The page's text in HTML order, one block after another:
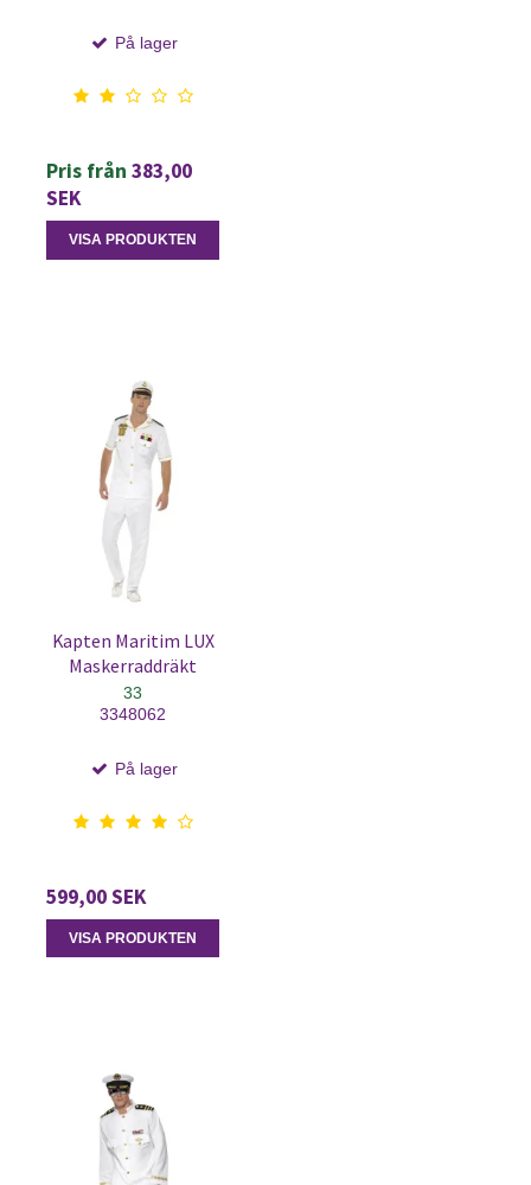
På lager
Pris från 383,00
SEK
VISA PRODUKTEN
Kapten Maritim LUX
Maskerraddräkt
33
3348062
På lager
599,00 SEK
VISA PRODUKTEN